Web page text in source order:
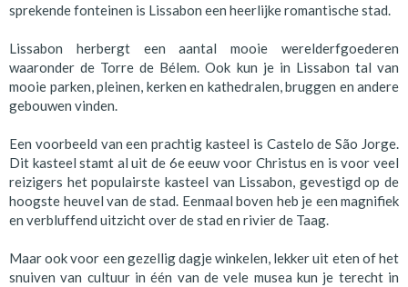
sprekende fonteinen is Lissabon een heerlijke romantische stad.
Lissabon herbergt een aantal mooie werelderfgoederen
waaronder de Torre de Bélem. Ook kun je in Lissabon tal van
mooie parken, pleinen, kerken en kathedralen, bruggen en andere
gebouwen vinden.
Een voorbeeld van een prachtig kasteel is Castelo de São Jorge.
Dit kasteel stamt al uit de 6e eeuw voor Christus en is voor veel
reizigers het populairste kasteel van Lissabon, gevestigd op de
hoogste heuvel van de stad. Eenmaal boven heb je een magnifiek
en verbluffend uitzicht over de stad en rivier de Taag.
Maar ook voor een gezellig dagje winkelen, lekker uit eten of het
snuiven van cultuur in één van de vele musea kun je terecht in